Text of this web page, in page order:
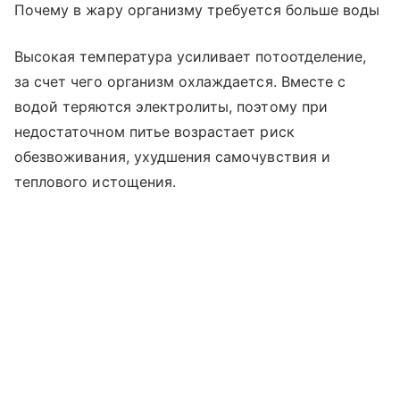
Почему в жару организму требуется больше воды
Высокая температура усиливает потоотделение,
за счет чего организм охлаждается. Вместе с
водой теряются электролиты, поэтому при
недостаточном питье возрастает риск
обезвоживания, ухудшения самочувствия и
теплового истощения.